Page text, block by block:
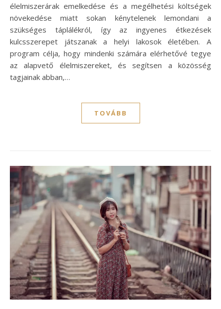
élelmiszerárak emelkedése és a megélhetési költségek
növekedése miatt sokan kénytelenek lemondani a
szükséges táplálékról, így az ingyenes étkezések
kulcsszerepet játszanak a helyi lakosok életében. A
program célja, hogy mindenki számára elérhetővé tegye
az alapvető élelmiszereket, és segítsen a közösség
tagjainak abban,…
TOVÁBB